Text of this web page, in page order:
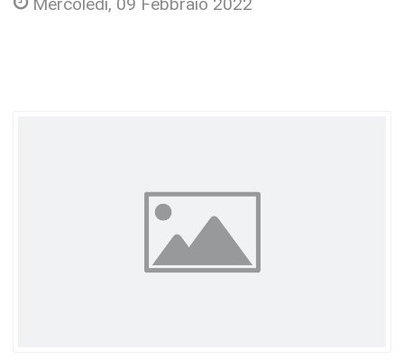
Mercoledì, 09 Febbraio 2022